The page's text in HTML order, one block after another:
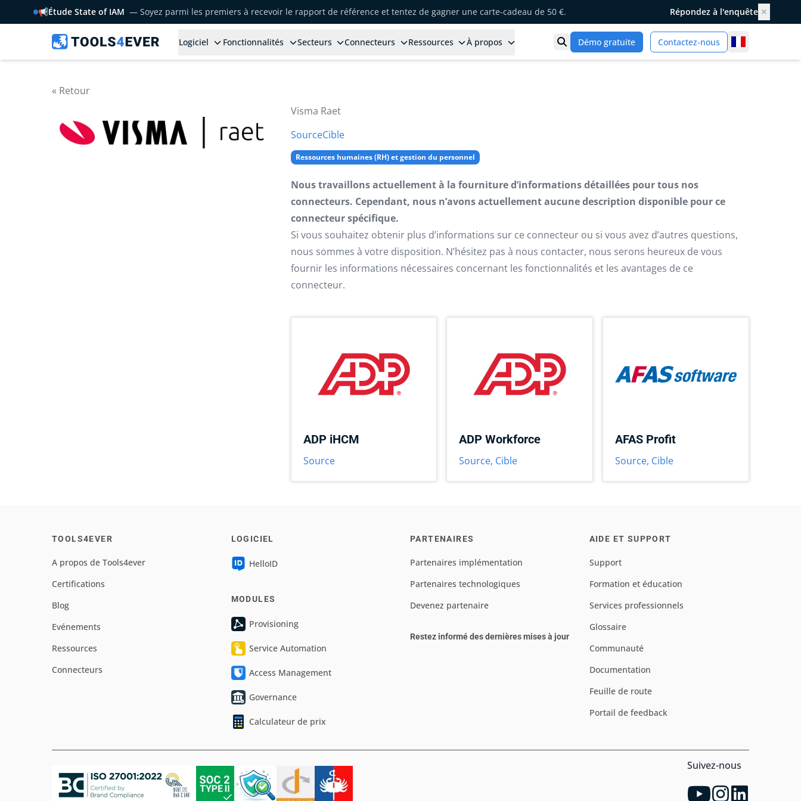
📢Étude State of IAM — Soyez parmi les premiers à recevoir le rapport de référence et tentez de gagner une carte-cadeau de 50 €. Répondez à l'enquête ✕
Logiciel Fonctionnalités Secteurs Connecteurs Ressources À propos Ouvrir la recherche
Démo gratuite Contactez-nous
« Retour
Visma Raet
SourceCible
Ressources humaines (RH) et gestion du personnel
Nous travaillons actuellement à la fourniture d’informations détaillées pour tous nos
connecteurs. Cependant, nous n’avons actuellement aucune description disponible pour ce
connecteur spécifique.
Si vous souhaitez obtenir plus d’informations sur ce connecteur ou si vous avez d’autres questions,
nous sommes à votre disposition. N’hésitez pas à nous contacter, nous serons heureux de vous
fournir les informations nécessaires concernant les fonctionnalités et les avantages de ce
connecteur.
ADP iHCM
Source
ADP Workforce
Source, Cible
AFAS Profit
Source, Cible
TOOLS4EVER
A propos de Tools4ever
Certifications
Blog
Evénements
Ressources
Connecteurs
LOGICIEL
HelloID
MODULES
Provisioning
Service Automation
Access Management
Governance
Calculateur de prix
PARTENAIRES
Partenaires implémentation
Partenaires technologiques
Devenez partenaire
Restez informé des dernières mises à jour
AIDE ET SUPPORT
Support
Formation et éducation
Services professionnels
Glossaire
Communauté
Documentation
Feuille de route
Portail de feedback
Suivez-nous